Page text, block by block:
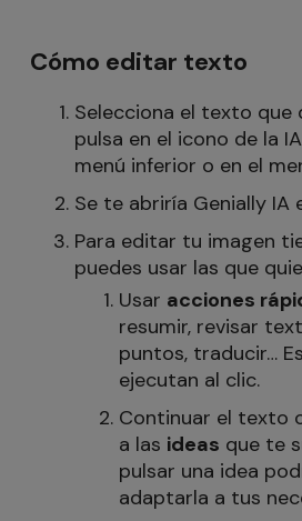
Cómo editar texto
Selecciona el texto que
pulsa en el icono de la
menú inferior o en el
Se te abriría Genially IA
Para editar tu imagen
puedes usar las que
Usar acciones
resumir, revisar
puntos, traducir…
ejecutan al clic.
Continuar el texto
a las ideas que te
pulsar una idea
adaptarla a tus